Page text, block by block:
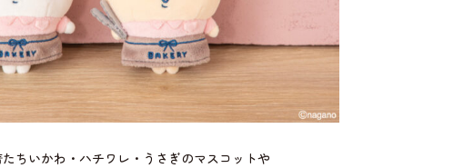
ちいかわ・ハチワレ・うさぎのマスコットや